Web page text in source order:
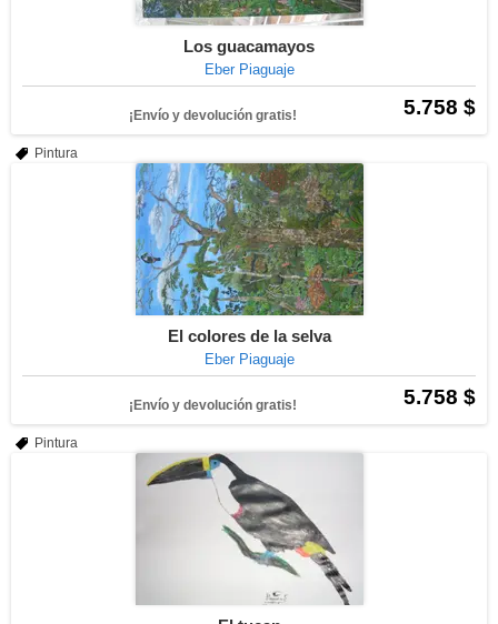
Los guacamayos
Eber Piaguaje
5.758 $
¡Envío y devolución gratis!
Pintura
El colores de la selva
Eber Piaguaje
5.758 $
¡Envío y devolución gratis!
Pintura